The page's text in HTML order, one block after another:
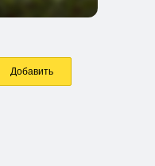
Добавить